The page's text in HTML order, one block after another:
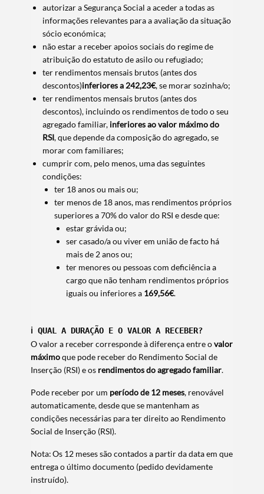
autorizar a Segurança Social a aceder a todas as
informações relevantes para a avaliação da situação
sócio económica;
não estar a receber apoios sociais do regime de
atribuição do estatuto de asilo ou refugiado;
ter rendimentos mensais brutos (antes dos
descontos)inferiores a 242,23€, se morar sozinha/o;
ter rendimentos mensais brutos (antes dos
descontos), incluindo os rendimentos de todo o seu
agregado familiar, inferiores ao valor máximo do
RSI, que depende da composição do agregado, se
morar com familiares;
cumprir com, pelo menos, uma das seguintes
condições:
ter 18 anos ou mais ou;
ter menos de 18 anos, mas rendimentos próprios
superiores a 70% do valor do RSI e desde que:
estar grávida ou;
ser casado/a ou viver em união de facto há
mais de 2 anos ou;
ter menores ou pessoas com deficiência a
cargo que não tenham rendimentos próprios
iguais ou inferiores a 169,56€.
ℹ️ QUAL A DURAÇÃO E O VALOR A RECEBER?
O valor a receber corresponde à diferença entre ovalor
máximoque pode receber do Rendimento Social de
Inserção (RSI) e os rendimentos do agregado familiar.
Pode receber por um período de 12 meses, renovável
automaticamente, desde que se mantenham as
condições necessárias para ter direito ao Rendimento
Social de Inserção (RSI).
Nota: Os 12 meses são contados a partir da data em que
entrega o último documento (pedido devidamente
instruído).